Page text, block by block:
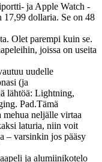
ja Apple Watch -
dollaria. Se on 48
Olet parempi kuin se.
joissa on useita
uudelle
(ja
lähtöä: Lightning,
Pad.Tämä
neljälle virtaa
laturia, niin voit
– varsinkin jos pääsy
ja alumiinikotelo